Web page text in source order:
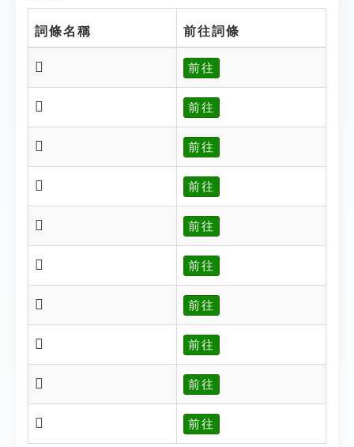
詞條名稱 前往詞條
𥉵 前往
𥉵 前往
𥉶 前往
𥉷 前往
𥉸 前往
𥉹 前往
𥉺 前往
𥉻 前往
𥉼 前往
𥉽 前往